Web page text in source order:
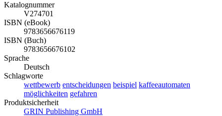
Katalognummer
V274701
ISBN (eBook)
9783656676119
ISBN (Buch)
9783656676102
Sprache
Deutsch
Schlagworte
wettbewerb entscheidungen beispiel kaffeeautomaten
möglichkeiten gefahren
Produktsicherheit
GRIN Publishing GmbH